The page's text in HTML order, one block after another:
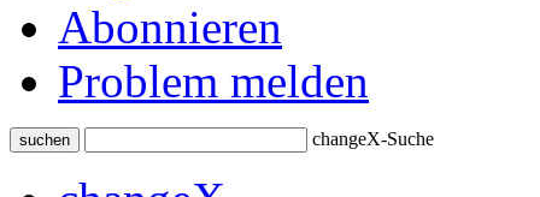
Abonnieren
Problem melden
suchen changeX-Suche